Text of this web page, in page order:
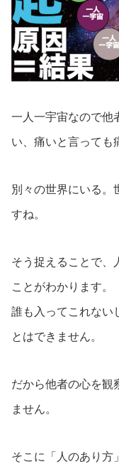
一人一宇宙なので他
い、痛いと言っても
別々の世界にいる。
すね。
そう捉えることで、
ことがわかります。
誰も入ってこれない
とはできません。
だから他者の心を観
ません。
そこに「人のあり方」